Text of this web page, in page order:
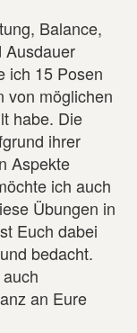
Balance,
Ausdauer
ich 15 Posen
von möglichen
habe. Die
ihrer
Aspekte
ich auch
Übungen in
Euch dabei
bedacht.
an Eure